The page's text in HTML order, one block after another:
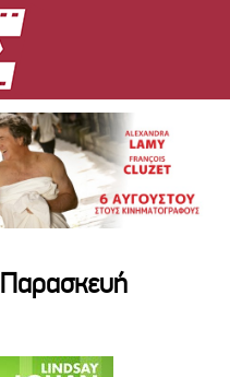
Παρασκευή